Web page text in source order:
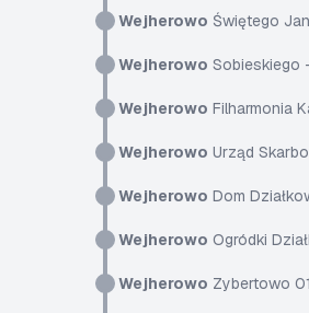
Wejherowo Świętego
Wejherowo Sobieskiego
Wejherowo Filharmonia
Wejherowo Urząd
Wejherowo Dom
Wejherowo Ogródki
Wejherowo Zybertowo 01